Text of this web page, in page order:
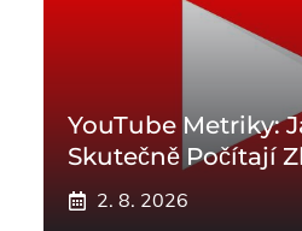
YouTube Metriky:
Skutečně Počítají
2. 8. 2026